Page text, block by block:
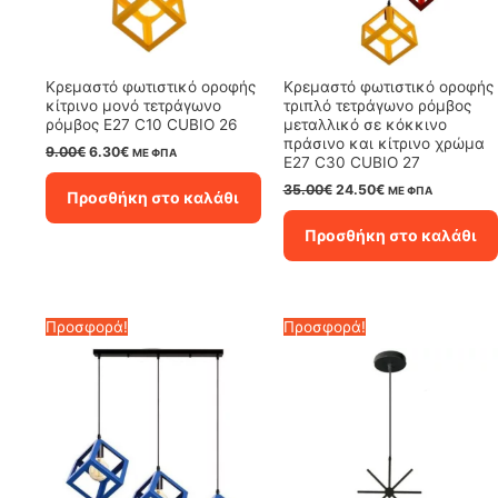
Κρεμαστό φωτιστικό οροφής
κίτρινο μονό τετράγωνο
ρόμβος Ε27 C10 CUBIO 26
9.00€ Original
9.00€.
6.30€Η
είναι:
6.30€.
ΜΕ ΦΠΑ
Προσθήκη στο καλάθι
Κρεμαστό φωτιστικό οροφής
τριπλό τετράγωνο ρόμβος
μεταλλικό σε κόκκινο
πράσινο και κίτρινο χρώμα
E27 C30 CUBIO 27
35.00€ Original
35.00€.
24.50€Η
είναι:
24.50€.
ΜΕ ΦΠΑ
Προσθήκη στο καλάθι
Προσφορά! Προσφορά!